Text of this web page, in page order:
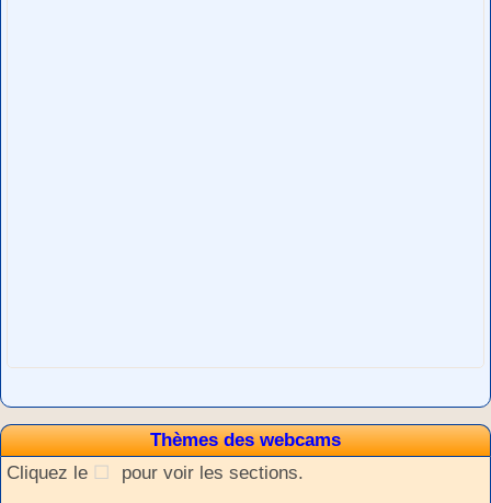
Thèmes des webcams
Cliquez le
pour voir les sections.